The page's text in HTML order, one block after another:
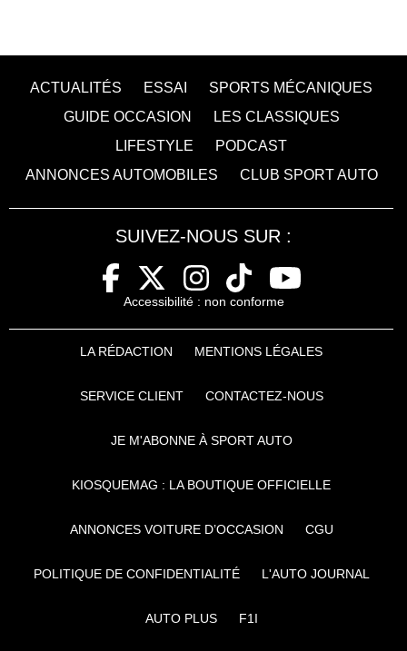
ACTUALITÉS ESSAI
SPORTS MÉCANIQUES
GUIDE OCCASION
LES CLASSIQUES
LIFESTYLE
PODCAST
ANNONCES AUTOMOBILES
CLUB SPORT AUTO
SUIVEZ-NOUS SUR :
Accessibilité : non conforme
LA RÉDACTION MENTIONS LÉGALES
SERVICE CLIENT CONTACTEZ-NOUS
JE M'ABONNE À SPORT AUTO
KIOSQUEMAG : LA BOUTIQUE OFFICIELLE
ANNONCES VOITURE D’OCCASION CGU
POLITIQUE DE CONFIDENTIALITÉ L'AUTO JOURNAL
AUTO PLUS F1I